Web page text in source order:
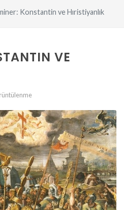
Konstantin ve Hıristiyanlık
VE